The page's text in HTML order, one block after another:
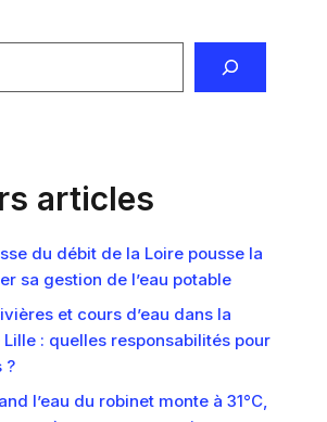
articles
du débit de la Loire pousse la
sa gestion de l’eau potable
et cours d’eau dans la
: quelles responsabilités pour
?
l’eau du robinet monte à 31°C,